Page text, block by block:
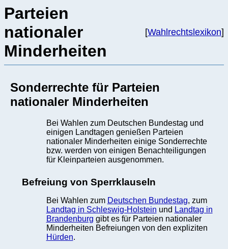
Parteien
nationaler
Minderheiten
[Wahlrechtslexikon]
Sonderrechte für Parteien
nationaler Minderheiten
Bei Wahlen zum Deutschen Bundestag und
einigen Landtagen genießen Parteien
nationaler Minderheiten einige Sonderrechte
bzw. werden von einigen Benachteiligungen
für Kleinparteien ausgenommen.
Befreiung von Sperrklauseln
Bei Wahlen zum Deutschen Bundestag, zum
Landtag in Schleswig-Holstein und Landtag in
Brandenburg gibt es für Parteien nationaler
Minderheiten Befreiungen von den expliziten
Hürden.